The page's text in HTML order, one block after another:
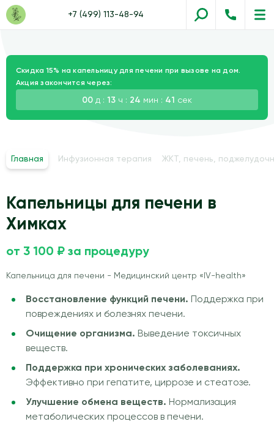
+7 (499) 113-48-94
Скидка 15% на капельницу для печени при вызове на дом.
Акция закончится через:
00д : 13ч : 24мин : 40 сек
Главная Инфузионная терапия ЖКТ, печень,
Капельницы для печени в
Химках
от 3 100 ₽ за процедуру
Капельница для печени - Медицинский центр «IV-health»
Восстановление функций печени. Поддержка при
повреждениях и болезнях печени.
Очищение организма. Выведение токсичных
веществ.
Поддержка при хронических заболеваниях.
Эффективно при гепатите, циррозе и стеатозе.
Улучшение обмена веществ. Нормализация
метаболических процессов в печени.